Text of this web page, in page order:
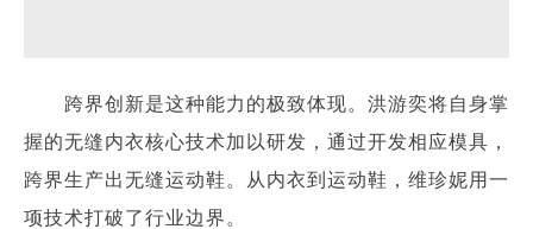
跨界创新是这种能力的极致体现。洪游奕将自身掌
握的无缝内衣核心技术加以研发，通过开发相应模具，
跨界生产出无缝运动鞋。从内衣到运动鞋，维珍妮用一
项技术打破了行业边界。